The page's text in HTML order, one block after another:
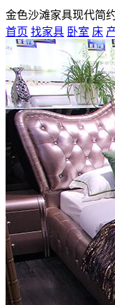
金色沙滩家具现代简
首页 找家具 卧室 床